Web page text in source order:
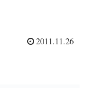
2011.11.26